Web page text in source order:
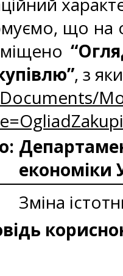
що на
, з
економіки
Зміна